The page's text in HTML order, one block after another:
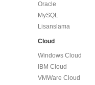
Oracle
MySQL
Lisanslama
Cloud
Windows Cloud
IBM Cloud
VMWare Cloud